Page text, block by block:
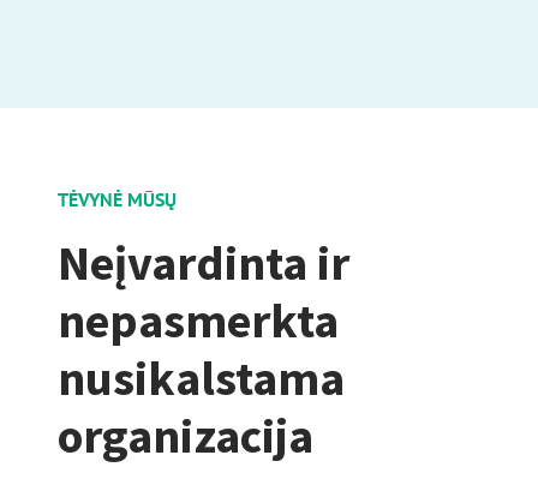
TĖVYNĖ MŪSŲ
Neįvardinta ir
nepasmerkta
nusikalstama
organizacija